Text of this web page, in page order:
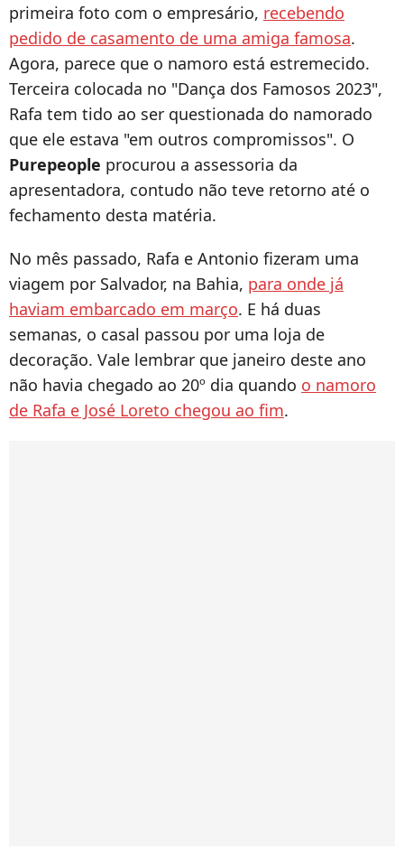
primeira foto com o empresário, recebendo
pedido de casamento de uma amiga famosa.
Agora, parece que o namoro está estremecido.
Terceira colocada no "Dança dos Famosos 2023",
Rafa tem tido ao ser questionada do namorado
que ele estava "em outros compromissos". O
Purepeople procurou a assessoria da
apresentadora, contudo não teve retorno até o
fechamento desta matéria.
No mês passado, Rafa e Antonio fizeram uma
viagem por Salvador, na Bahia, para onde já
haviam embarcado em março. E há duas
semanas, o casal passou por uma loja de
decoração. Vale lembrar que janeiro deste ano
não havia chegado ao 20º dia quando o namoro
de Rafa e José Loreto chegou ao fim.